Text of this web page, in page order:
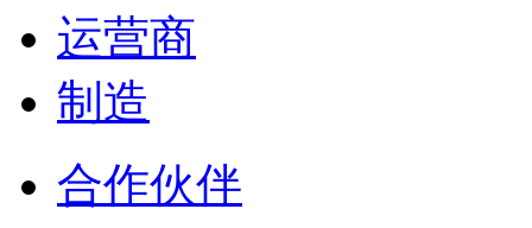
运营商
制造
合作伙伴